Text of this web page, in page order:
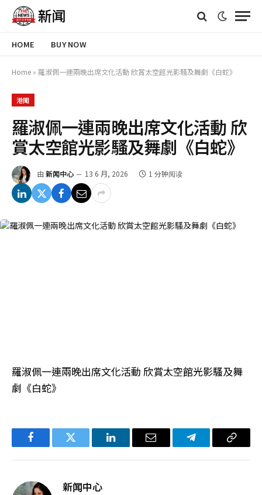
HOME BUY NOW
Home » 羅淑佩一連兩晚出席文化活動 欣賞太空館光影騷及舞劇《白蛇》
港聞
羅淑佩一連兩晚出席文化活動 欣
賞太空館光影騷及舞劇《白蛇》
由 新闻中心 13 6 月, 2026 1 分钟阅读
羅淑佩一連兩晚出席文化活動 欣賞太空館光影騷及舞
劇《白蛇》
FacebookTwitter LinkedIn电
Telegram复
新闻中心